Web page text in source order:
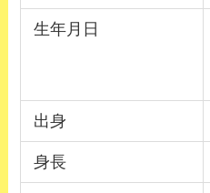
生年月日
出身
身長